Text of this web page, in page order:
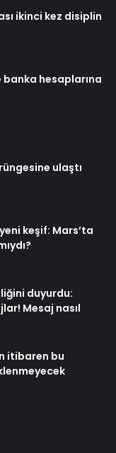
ikinci kez disiplin
banka hesaplarına
ulaştı
keşif: Mars’ta
duyurdu:
Mesaj nasıl
itibaren bu